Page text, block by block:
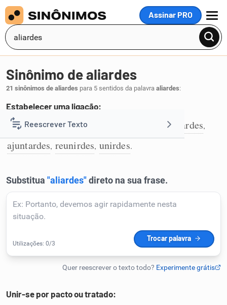
Assinar PRO
MENU
Reescrever Texto
Resumir Texto
Corrigir Texto
Detector de IA
Humanizador de IA
Cata-letras
Sinônimo de aliardes
21 sinônimos de aliardes para 5 sentidos da palavra aliardes:
Estabelecer uma ligação:
1 ligardes,juntardes agrupardes,
ajuntardes, reunirdes, unirdes.
Unir-se por pacto ou tratado: